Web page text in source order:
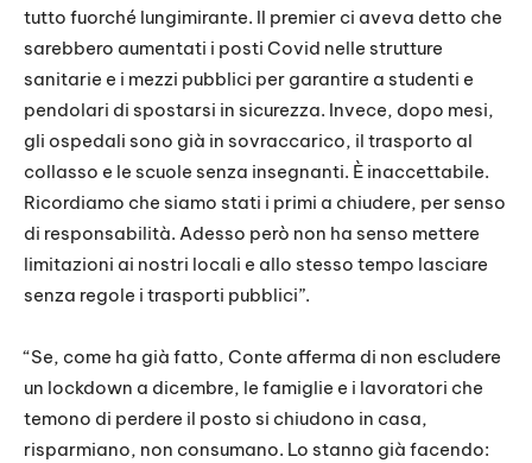
tutto fuorché lungimirante. Il premier ci aveva detto che
sarebbero aumentati i posti Covid nelle strutture
sanitarie e i mezzi pubblici per garantire a studenti e
pendolari di spostarsi in sicurezza. Invece, dopo mesi,
gli ospedali sono già in sovraccarico, il trasporto al
collasso e le scuole senza insegnanti. È inaccettabile.
Ricordiamo che siamo stati i primi a chiudere, per senso
di responsabilità. Adesso però non ha senso mettere
limitazioni ai nostri locali e allo stesso tempo lasciare
senza regole i trasporti pubblici”.
“Se, come ha già fatto, Conte afferma di non escludere
un lockdown a dicembre, le famiglie e i lavoratori che
temono di perdere il posto si chiudono in casa,
risparmiano, non consumano. Lo stanno già facendo: